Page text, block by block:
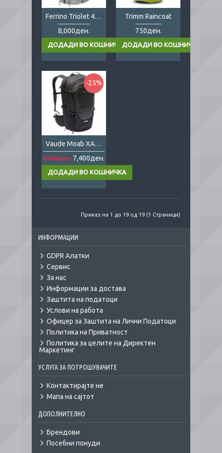
Ferrino Triolet 43+5 Lady
8,000ден.
Trimm Raincoat
750ден.
Vaude Moab XAlps 25L
-25%
9,900ден. 7,400ден.
Приказ на 1 до 19 од 19 (1 Страници)
ИНФОРМАЦИИ
GDPR Алатки
Сервис
За нас
Информации за достава
Заштита на податоци
Услови на работа
Офицер за Заштита на Лични Податоци
Политика на Приватност
Политика за целите на Директен
Маркетинг
УСЛУГА ЗА ПОТРОШУВАЧИТЕ
Контактирајте не
Мапа на сајтот
ДОПОЛНИТЕЛНО
Брендови
Посебни понуди